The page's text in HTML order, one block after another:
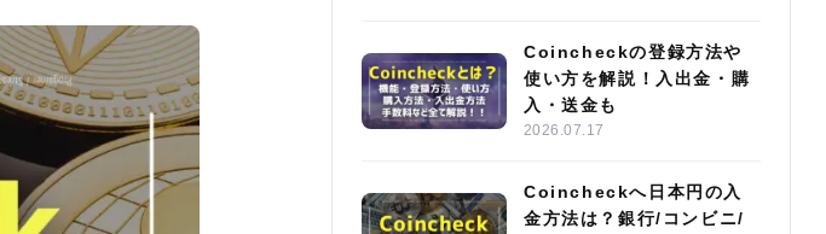
Coincheckの登録方法や
使い方を解説！入出金・購
入・送金も
2026.07.17
Coincheckへ日本円の入
金方法は？銀行/コンビニ/